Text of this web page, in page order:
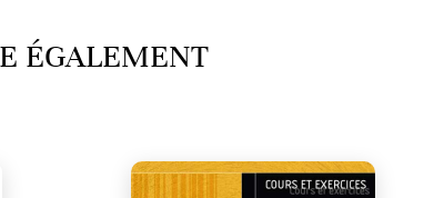
ÉGALEMENT